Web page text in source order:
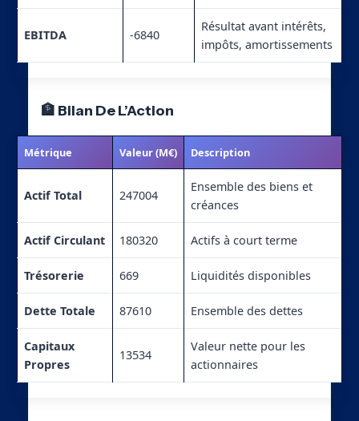
EBITDA -6840
Résultat avant intérêts,
impôts, amortissements
🏦 Bilan De L’Action
Métrique Valeur (M€) Description
Actif Total 247004
Ensemble des biens et
créances
Actif Circulant 180320 Actifs à court terme
Trésorerie 669 Liquidités disponibles
Dette Totale 87610 Ensemble des dettes
Capitaux
Propres
13534
Valeur nette pour les
actionnaires